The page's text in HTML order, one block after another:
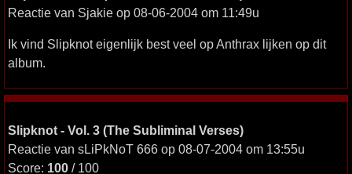
Reactie van Sjakie op 08-06-2004 om 11:49u
Ik vind Slipknot eigenlijk best veel op Anthrax lijken op dit
album.
Slipknot - Vol. 3 (The Subliminal Verses)
Reactie van sLiPkNoT 666 op 08-07-2004 om 13:55u
Score: 100 / 100